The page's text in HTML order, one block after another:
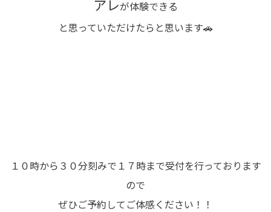
アレが体験できる
と思っていただけたらと思います🚗
１０時から３０分刻みで１７時まで受付を行っております
ので
ぜひご予約してご体感ください！！